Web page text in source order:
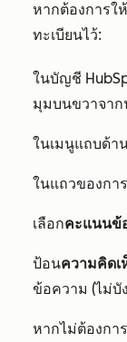
หากต้องการใ
ทะเบียนไว้:
ในบัญชี
มุมบนขวาจาก
ในเมนูแถบด้า
ในแถวของกา
เลือกคะแนนข้
ป้อนความคิดเ
ข้อความ (ไม่บั
หากไม่ต้องก